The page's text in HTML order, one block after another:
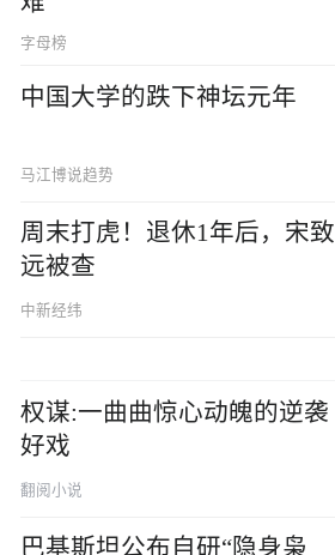
字母榜
中国大学的跌下神坛元年
马江博说趋势
周末打虎！退休1年后，宋致
远被查
中新经纬
权谋:一曲曲惊心动魄的逆袭
好戏
翻阅小说
巴基斯坦公布自研“隐身枭